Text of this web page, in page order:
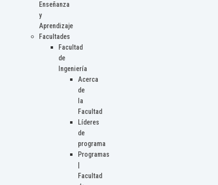
Enseñanza
y
Aprendizaje
Facultades
Facultad
de
Ingeniería
Acerca
de
la
Facultad
Líderes
de
programa
Programas
Facultad